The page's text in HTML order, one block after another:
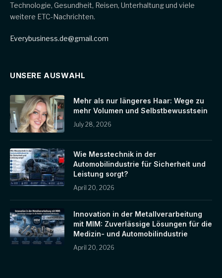
Technologie, Gesundheit, Reisen, Unterhaltung und viele
weitere ETC-Nachrichten.
Everybusiness.de@gmail.com
UNSERE AUSWAHL
Mehr als nur längeres Haar: Wege zu
mehr Volumen und Selbstbewusstsein
July 28, 2026
Wie Messtechnik in der
Automobilindustrie für Sicherheit und
Leistung sorgt?
April 20, 2026
Innovation in der Metallverarbeitung
mit MIM: Zuverlässige Lösungen für die
Medizin- und Automobilindustrie
April 20, 2026